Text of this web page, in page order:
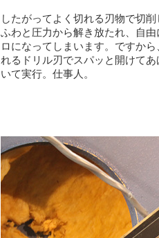
したがってよく切れる刃物で切
ふわと圧力から解き放たれ、自
ロになってしまいます。ですか
れるドリル刃でスパッと開けて
いて実行。仕事人。